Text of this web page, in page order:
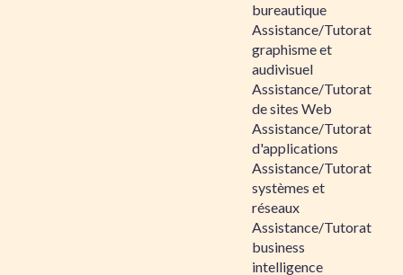
bureautique
Assistance/Tutorat
graphisme et
audivisuel
Assistance/Tutorat
de sites Web
Assistance/Tutorat
d'applications
Assistance/Tutorat
systèmes et
réseaux
Assistance/Tutorat
business
intelligence